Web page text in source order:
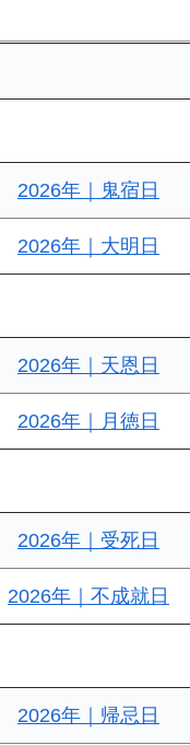
2026年｜鬼宿日
2026年｜大明日
2026年｜天恩日
2026年｜月徳日
2026年｜受死日
2026年｜不成就日
2026年｜帰忌日